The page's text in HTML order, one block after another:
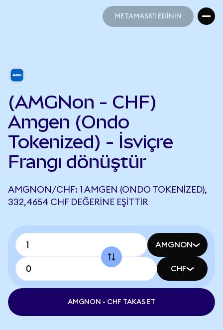
METAMASK'I EDİNİN
(AMGNon - CHF)
Amgen (Ondo
Tokenized) - İsviçre
Frangı dönüştür
AMGNON/CHF: 1 AMGEN (ONDO TOKENIZED),
332,4654 CHF DEĞERINE EŞITTIR
AMGNON
CHF
AMGNON - CHF TAKAS ET